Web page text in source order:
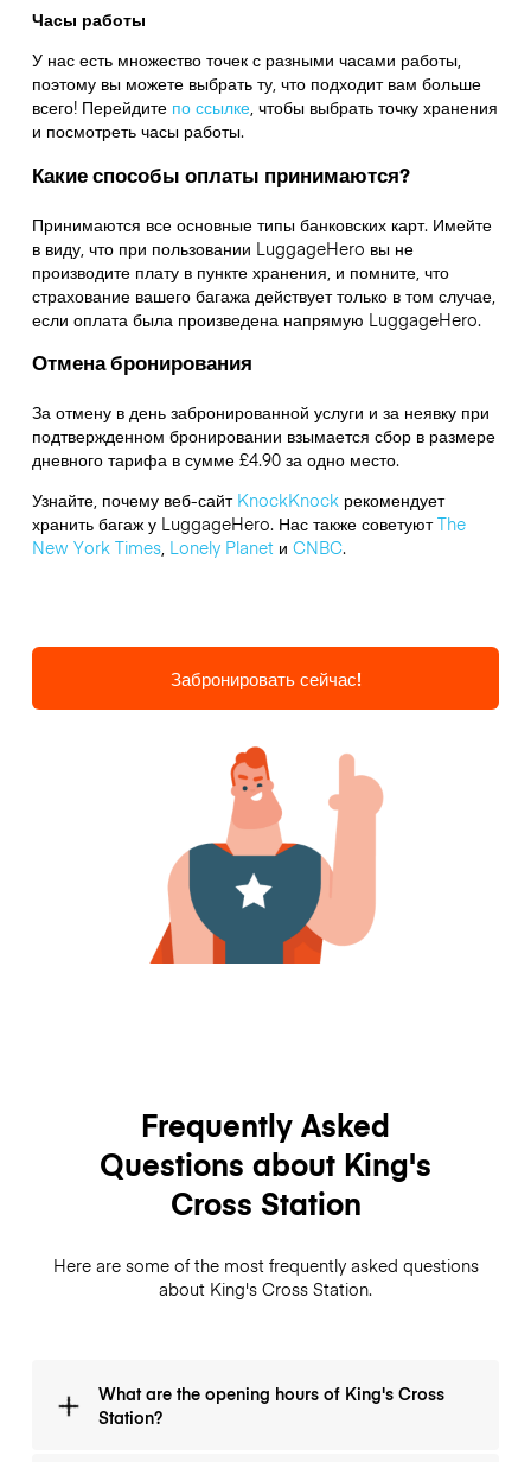
Часы работы
У нас есть множество точек с разными часами работы,
поэтому вы можете выбрать ту, что подходит вам больше
всего! Перейдите по ссылке,чтобы выбрать точку хранения
и посмотреть часы работы.
Какие способы оплаты принимаются?
Принимаются все основные типы банковских карт. Имейте
в виду, что при пользовании LuggageHero вы не
производите плату в пункте хранения, и помните, что
страхование вашего багажа действует только в том случае,
если оплата была произведена напрямую LuggageHero.
Отмена бронирования
За отмену в день забронированной услуги и за неявку при
подтвержденном бронировании взымается сбор в размере
дневного тарифа в сумме £4.90 за одно место.
Узнайте, почему веб-сайт KnockKnockрекомендует
хранить багаж у LuggageHero. Нас также советуютThe
New York Times, Lonely Planetи CNBC.
Забронировать сейчас!
Frequently Asked
Questions about King's
Cross Station
Here are some of the most frequently asked questions
about King's Cross Station.
What are the opening hours of King's Cross
Station?